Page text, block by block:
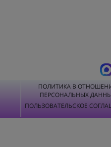
ПОЛИТИКА В
ПЕРСОНАЛЬНЫХ
ПОЛЬЗОВАТЕЛЬСКОЕ